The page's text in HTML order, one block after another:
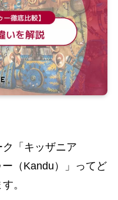
「キッザニア
ー（Kandu）」ってど
。